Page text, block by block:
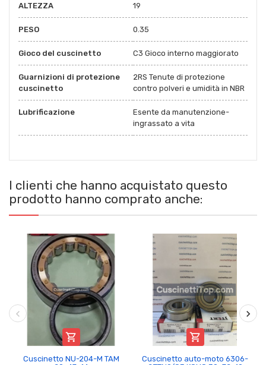
ALTEZZA 19
PESO 0.35
Gioco del cuscinetto C3 Gioco interno maggiorato
Guarnizioni di protezione
cuscinetto
2RS Tenute di protezione
contro polveri e umidità in NBR
Lubrificazione
Esente da manutenzione-
ingrassato a vita
I clienti che hanno acquistato questo
prodotto hanno comprato anche:

Cuscinetto NU-204-M TAM

Cuscinetto auto-moto 6306-